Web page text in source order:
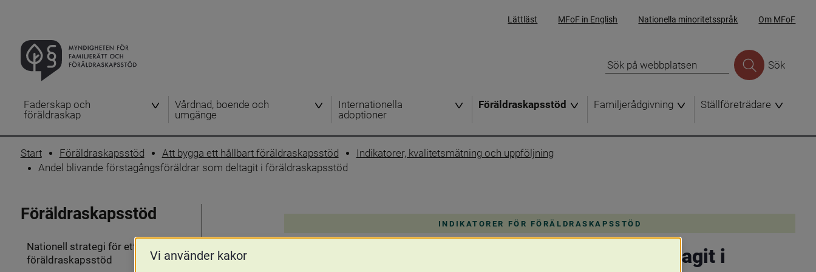
Lättläst MFoF in English Nationella minoritetsspråk Om MFoF
Sök
Faderskap och
föräldraskap
Vårdnad, boende och
umgänge
Internationella
adoptioner
Föräldraskapsstöd Familjerådgivning Ställföreträdare
Start Föräldraskapsstöd Att bygga ett hållbart föräldraskapsstöd
Indikatorer, kvalitetsmätning och uppföljning
Andel blivande förstagångsföräldrar som deltagit i föräldraskapsstöd
INDIKATORER FÖR FÖRÄLDRASKAPSSTÖD
Andel blivande förstagångsföräldrar som deltagit i
Föräldraskapsstöd
Nationell strategi för ett stärkt
föräldraskapsstöd
Fäll
Vi använder kakor